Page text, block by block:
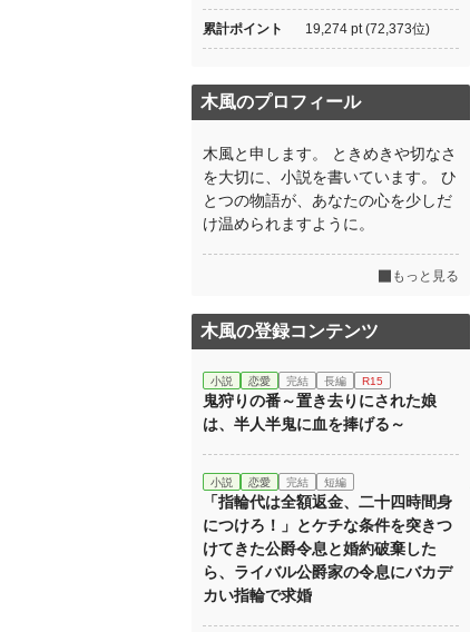
累計ポイント 19,274 pt (72,373位)
木風のプロフィール
木風と申します。 ときめきや切なさ
を大切に、小説を書いています。 ひ
とつの物語が、あなたの心を少しだ
け温められますように。
もっと見る
木風の登録コンテンツ
小説 恋愛 完結 長編 R15
鬼狩りの番～置き去りにされた娘
は、半人半鬼に血を捧げる～
小説 恋愛 完結 短編
「指輪代は全額返金、二十四時間身
につけろ！」とケチな条件を突きつ
けてきた公爵令息と婚約破棄した
ら、ライバル公爵家の令息にバカデ
カい指輪で求婚